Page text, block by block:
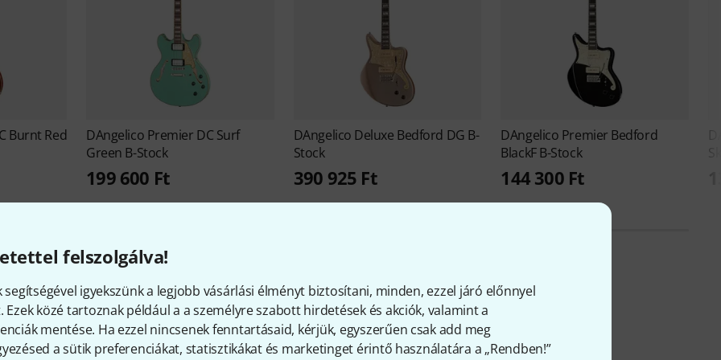
felszolgálva!
segítségével igyekszünk a legjobb vásárlási élményt biztosítani, minden, ezzel járó előnnyel
Ezek közé tartoznak például a a személyre szabott hirdetések és akciók, valamint a
mentése. Ha ezzel nincsenek fenntartásaid, kérjük, egyszerűen csak add meg
a sütik preferenciákat, statisztikákat és marketinget érintő használatára a „Rendben!”
Burnt Red
DAngelico Premier DC Surf
Green B-Stock
199 600 Ft
DAngelico Deluxe Bedford DG B-
Stock
390 925 Ft
DAngelico Premier Bedford
BlackF B-Stock
144 300 Ft
- érdekességek a cégről